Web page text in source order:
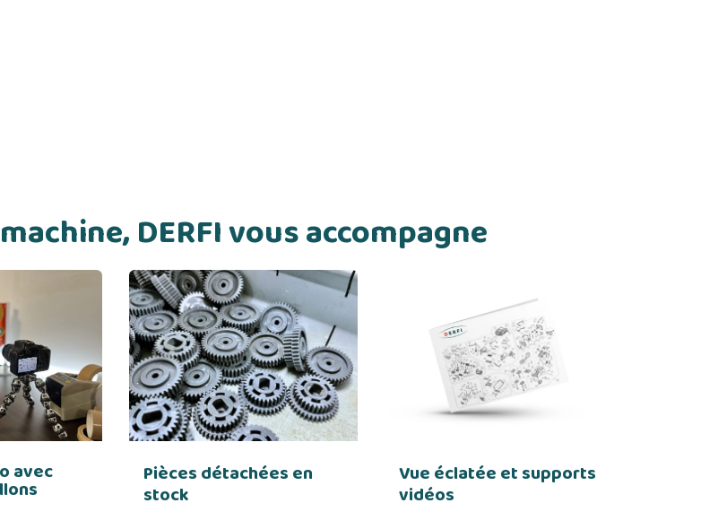
DERFI vous accompagne
avec Pièces détachées en
stock
Vue éclatée et supports
vidéos